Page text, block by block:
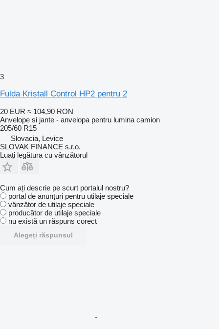
3
Fulda Kristall Control HP2 pentru 2
20 EUR ≈ 104,90 RON
Anvelope si jante - anvelopa pentru lumina camion
205/60 R15
Slovacia, Levice
SLOVAK FINANCE s.r.o.
Luați legătura cu vânzătorul
Cum ați descrie pe scurt portalul nostru?
portal de anunțuri pentru utilaje speciale
vânzător de utilaje speciale
producător de utilaje speciale
nu există un răspuns corect
Alegeți răspunsul